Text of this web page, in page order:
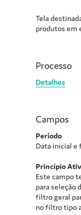
Tela
produtos em
Processo
Detalhes
Campos
Período
Data inicial e
Princípio
Este campo
para seleção
filtro geral
no filtro tipo